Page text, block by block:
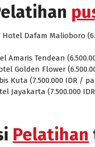
Hotel Dafam Malioboro
Amaris Tendean
Golden Flower
Kuta (7.500.000 IDR /
Jayakarta (7.500.000
Pelatihan